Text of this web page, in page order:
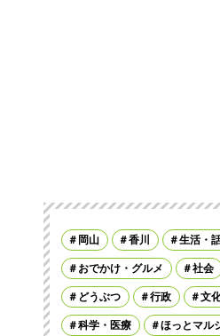
岡山 香川 生活・
おでかけ・グルメ 社会
どうぶつ 行政 文
科学・医療 ほっとマル